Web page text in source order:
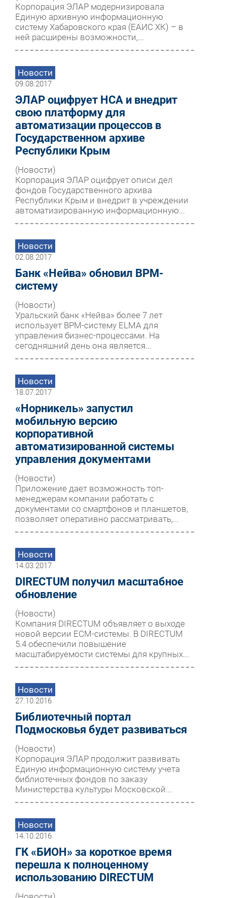
Корпорация ЭЛАР модернизировала
Единую архивную информационную
систему Хабаровского края (ЕАИС ХК) – в
ней расширены возможности,...
Новости
09.08.2017
ЭЛАР оцифрует НСА и внедрит
свою платформу для
автоматизации процессов в
Государственном архиве
Республики Крым
(Новости)
Корпорация ЭЛАР оцифрует описи дел
фондов Государственного архива
Республики Крым и внедрит в учреждении
автоматизированную информационную...
Новости
02.08.2017
Банк «Нейва» обновил BPM-
систему
(Новости)
Уральский банк «Нейва» более 7 лет
использует BPM-систему ELMA для
управления бизнес-процессами. На
сегодняшний день она является...
Новости
18.07.2017
«Норникель» запустил
мобильную версию
корпоративной
автоматизированной системы
управления документами
(Новости)
Приложение дает возможность топ-
менеджерам компании работать с
документами со смартфонов и планшетов,
позволяет оперативно рассматривать,...
Новости
14.03.2017
DIRECTUM получил масштабное
обновление
(Новости)
Компания DIRECTUM объявляет о выходе
новой версии ECM-системы. В DIRECTUM
5.4 обеспечили повышение
масштабируемости системы для крупных...
Новости
27.10.2016
Библиотечный портал
Подмосковья будет развиваться
(Новости)
Корпорация ЭЛАР продолжит развивать
Единую информационную систему учета
библиотечных фондов по заказу
Министерства культуры Московской...
Новости
14.10.2016
ГК «БИОН» за короткое время
перешла к полноценному
использованию DIRECTUM